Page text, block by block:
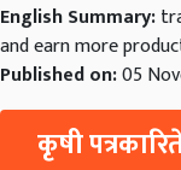
English Summary:
and earn more
Published on:05
कृषी